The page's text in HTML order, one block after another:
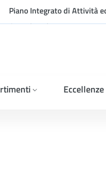
Piano Integrato di Attività
Organizzazione
Eccellenze